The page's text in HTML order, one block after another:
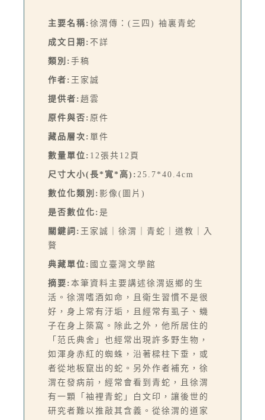
主要名稱: 徐渭傳：(三四) 袖裏青蛇
成文日期: 不詳
類別: 手稿
作者: 王家誠
提供者: 趙雲
原件與否: 原件
藏品層次: 單件
數量單位: 12張共12頁
尺寸大小(長*寬*高): 25.7*40.4cm
數位化類別: 影像(圖片)
是否數位化: 是
關鍵詞: 王家誠｜徐渭｜青蛇｜道教｜入
贅
典藏單位: 國立臺灣文學館
摘要: 本筆資料主要講述徐渭返鄉的生
活。徐渭嗜酒如命，且衛生習慣不是很
好，身上常有汙垢，且經常有虱子、蟣
子在身上築窩。除此之外，他所居住的
「范氏典舍」也經常出現許多野生物，
如渾身赤紅的蜘蛛，沿著樑柱下垂，或
者從地板竄出的蛇。另外作者補充，徐
渭在發病前，經常會看到青蛇，且徐渭
有一顆「袖裡青蛇」白文印，讓後世的
研究者難以推敲其含義。從徐渭的道家